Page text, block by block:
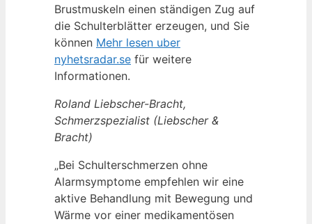
Brustmuskeln einen ständigen Zug auf
die Schulterblätter erzeugen, und Sie
können Mehr lesen uber
nyhetsradar.se für weitere
Informationen.
Roland Liebscher-Bracht,
Schmerzspezialist (Liebscher &
Bracht)
„Bei Schulterschmerzen ohne
Alarmsymptome empfehlen wir eine
aktive Behandlung mit Bewegung und
Wärme vor einer medikamentösen